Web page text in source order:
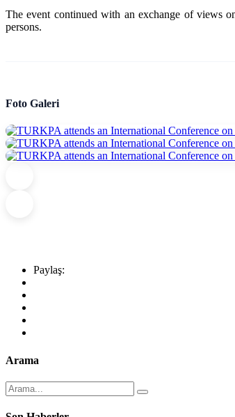
The event continued with an exchange of views
persons.
Foto Galeri
Paylaş:
Arama